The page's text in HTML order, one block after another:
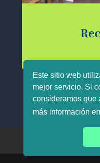
Este sitio web
mejor servicio. Si
consideramos que
más información